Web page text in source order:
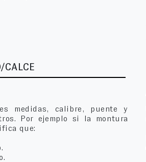
CALCE
medidas, calibre, puente y
Por ejemplo si la montura
que: